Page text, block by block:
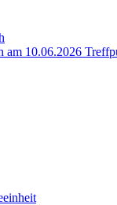
am 10.06.2026